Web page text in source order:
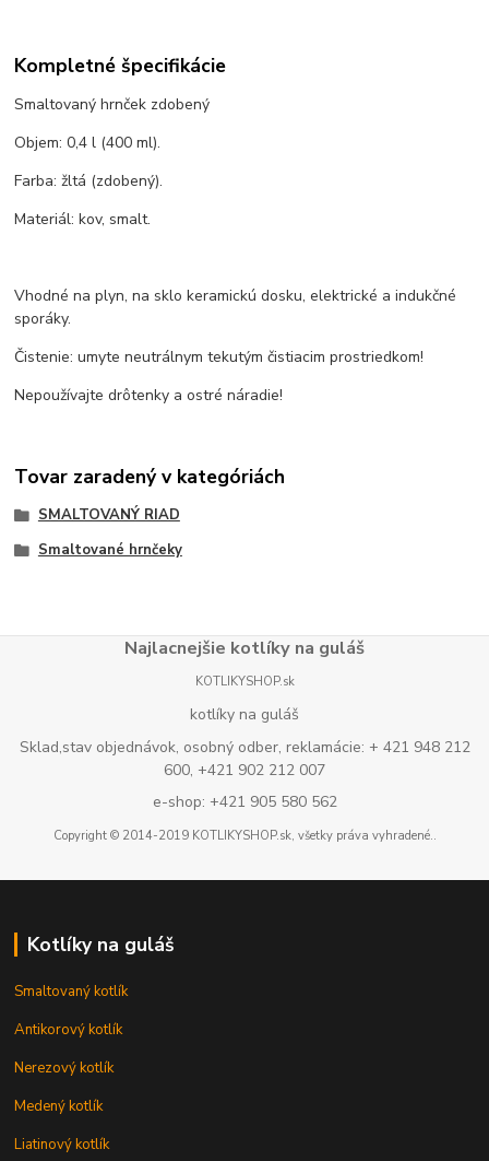
Kompletné špecifikácie
Smaltovaný hrnček zdobený
Objem: 0,4 l (400 ml).
Farba: žltá (zdobený).
Materiál: kov, smalt.
Vhodné na plyn, na sklo keramickú dosku, elektrické a indukčné
sporáky.
Čistenie: umyte neutrálnym tekutým čistiacim prostriedkom!
Nepoužívajte drôtenky a ostré náradie!
Tovar zaradený v kategóriách
SMALTOVANÝ RIAD
Smaltované hrnčeky
Najlacnejšie kotlíky na guláš
KOTLIKYSHOP.sk
kotlíky na guláš
Sklad,stav objednávok, osobný odber, reklamácie: + 421 948 212
600, +421 902 212 007
e-shop: +421 905 580 562
Copyright © 2014-2019 KOTLIKYSHOP.sk, všetky práva vyhradené..
Kotlíky na guláš
Smaltovaný kotlík
Antikorový kotlík
Nerezový kotlík
Medený kotlík
Liatinový kotlík